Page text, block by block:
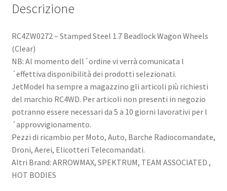
Descrizione
RC4ZW0272 – Stamped Steel 1.7 Beadlock Wagon Wheels
(Clear)
NB: Al momento dell´ordine vi verrà comunicata l
´effettiva disponibilità dei prodotti selezionati.
JetModel ha sempre a magazzino gli articoli più richiesti
del marchio RC4WD. Per articoli non presenti in negozio
potranno essere necessari da 5 a 10 giorni lavorativi per l
´approvvigionamento.
Pezzi di ricambio per Moto, Auto, Barche Radiocomandate,
Droni, Aerei, Elicotteri Telecomandati.
Altri Brand: ARROWMAX, SPEKTRUM, TEAM ASSOCIATED ,
HOT BODIES